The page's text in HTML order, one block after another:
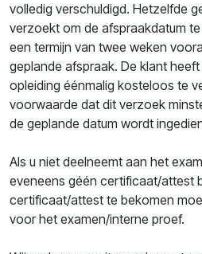
volledig verschuldigd. Hetzelfde
verzoekt om de afspraakdatum
een termijn van twee weken
geplande afspraak. De klant
opleiding éénmalig kosteloos te
voorwaarde dat dit verzoek
de geplande datum wordt
Als u niet deelneemt aan het
eveneens géén certificaat/attest
certificaat/attest te bekomen
voor het examen/interne proef.